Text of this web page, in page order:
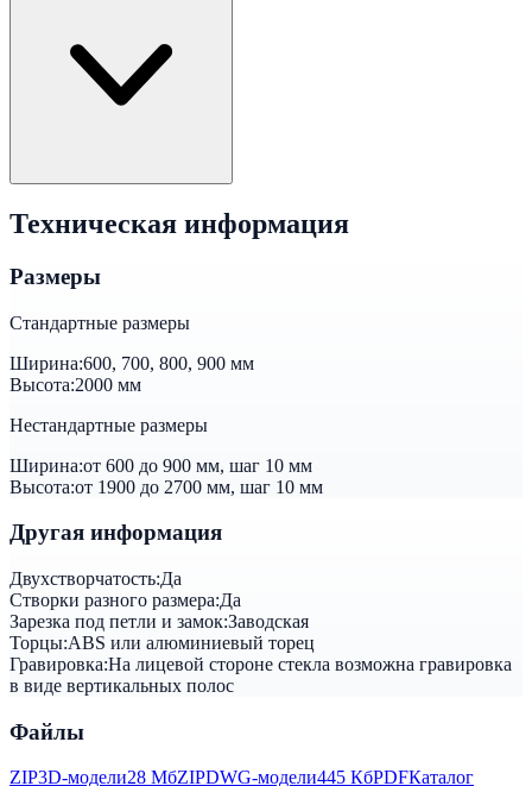
Техническая информация
Размеры
Стандартные размеры
Ширина:600, 700, 800, 900 мм
Высота:2000 мм
Нестандартные размеры
Ширина:от 600 до 900 мм, шаг 10 мм
Высота:от 1900 до 2700 мм, шаг 10 мм
Другая информация
Двухстворчатость:Да
Створки разного размера:Да
Зарезка под петли и замок:Заводская
Торцы:ABS или алюминиевый торец
Гравировка:На лицевой стороне стекла возможна гравировка
в виде вертикальных полос
Файлы
ZIP3D-модели28 МбZIPDWG-модели445 КбPDFКаталог